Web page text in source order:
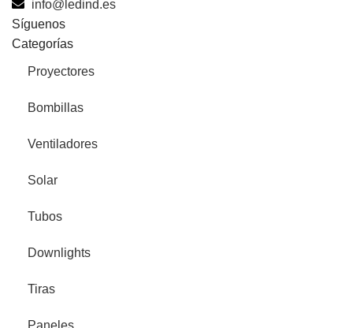
info@ledind.es
Síguenos
Categorías
Proyectores
Bombillas
Ventiladores
Solar
Tubos
Downlights
Tiras
Paneles